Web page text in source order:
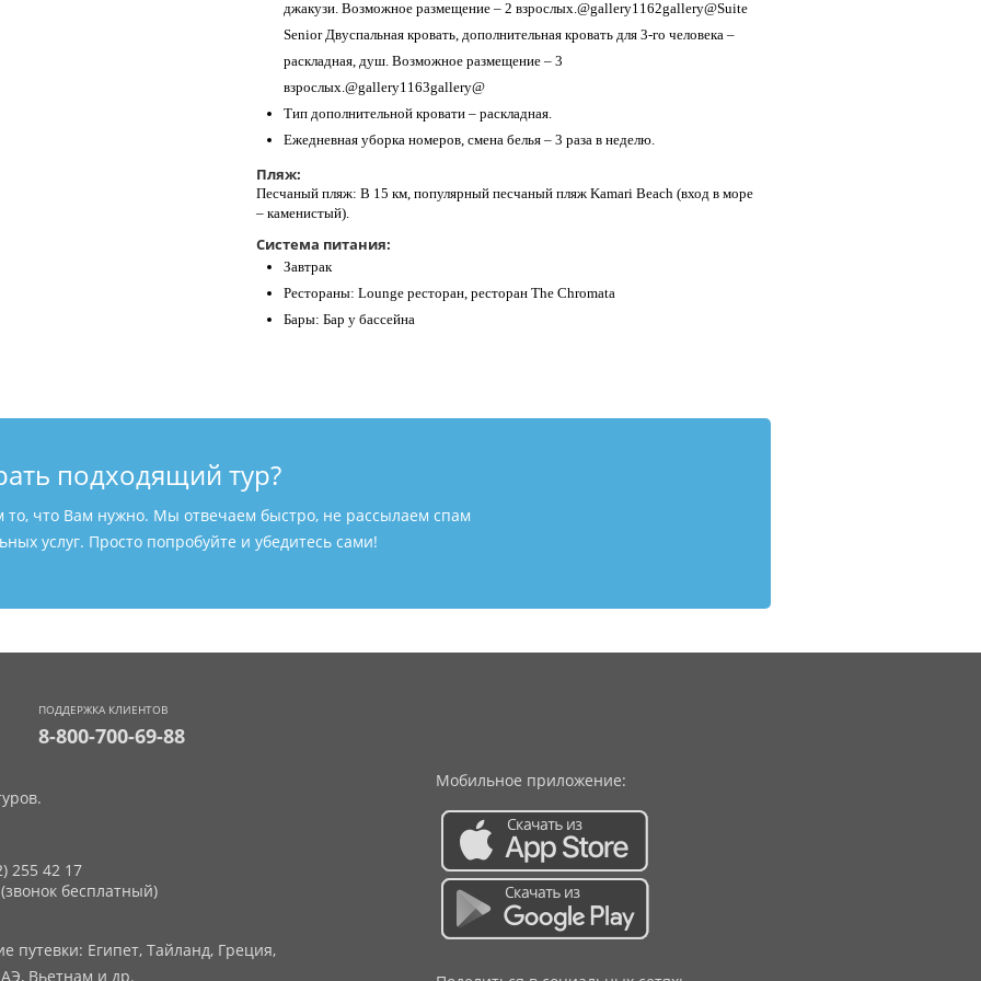
джакузи. Возможное размещение – 2 взрослых.@gallery1162gallery@Suite
Senior Двуспальная кровать, дополнительная кровать для 3-го человека –
раскладная, душ. Возможное размещение – 3
взрослых.@gallery1163gallery@
Тип дополнительной кровати – раскладная.
Ежедневная уборка номеров, смена белья – 3 раза в неделю.
Пляж:
Песчаный пляж: В 15 км, популярный песчаный пляж Kamari Beach (вход в море
– каменистый).
Система питания:
Завтрак
Рестораны: Lounge ресторан, ресторан The Chromata
Бары: Бар у бассейна
подходящий тур?
то, что Вам нужно. Мы отвечаем быстро, не рассылаем спам
услуг. Просто попробуйте и убедитесь сами!
ПОДДЕРЖКА КЛИЕНТОВ
8-800-700-69-88
255 42 17
бесплатный)
путевки: Египет, Тайланд, Греция,
Вьетнам и др.
Мобильное приложение: